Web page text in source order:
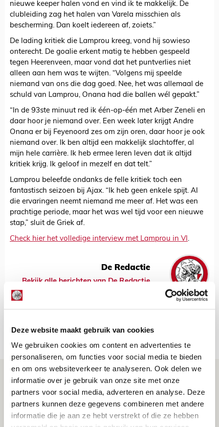
Deze website maakt gebruik van cookies
We gebruiken cookies om content en advertenties te
personaliseren, om functies voor social media te bieden
en om ons websiteverkeer te analyseren. Ook delen we
informatie over je gebruik van onze site met onze
partners voor social media, adverteren en analyse. Deze
partners kunnen deze gegevens combineren met andere
informatie die je aan ze hebt verstrekt of die ze hebben
nieuwe keeper halen vond en vind ik te makkelijk. De
clubleiding zag het halen van Varela misschien als
bescherming. Dan koelt iedereen af, zoiets.”
De lading kritiek die Lamprou kreeg, vond hij sowieso
onterecht. De goalie erkent matig te hebben gespeeld
tegen Heerenveen, maar vond dat het puntverlies niet
alleen aan hem was te wijten. “Volgens mij speelde
niemand van ons die dag goed. Nee, het was allemaal de
schuld van Lamprou, Onana had die ballen wél gepakt.”
“In de 93ste minuut red ik één-op-één met Arber Zeneli en
daar hoor je niemand over. Een week later krijgt Andre
Onana er bij Feyenoord zes om zijn oren, daar hoor je ook
niemand over. Ik ben altijd een makkelijk slachtoffer, al
mijn hele carrière. Ik heb ermee leren leven dat ik altijd
kritiek krijg. Ik geloof in mezelf en dat telt.”
Lamprou beleefde ondanks de felle kritiek toch een
fantastisch seizoen bij Ajax. “Ik heb geen enkele spijt. Al
die ervaringen neemt niemand me meer af. Het was een
prachtige periode, maar het was wel tijd voor een nieuwe
stap,” sluit de Griek af.
Check hier het volledige interview met Lamprou in VI.
De Redactie
Bekijk alle berichten van De Redactie
Net binnen //
Is dit de laatste wallpaper van Godts in
de Johan Cruijff Arena?
07 AUGUSTUS 2026 - 00:36
NIEUWS